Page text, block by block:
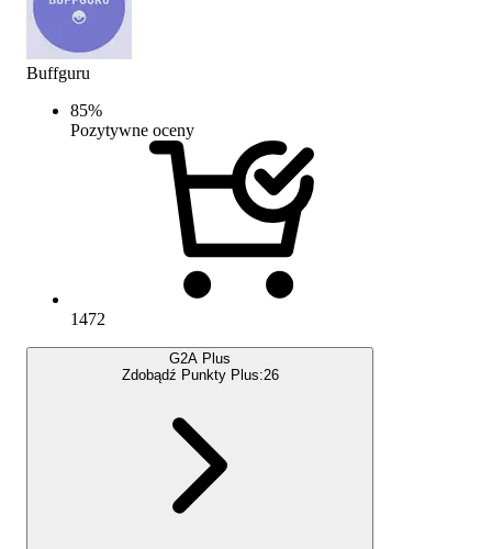
Buffguru
85%
Pozytywne oceny
1472
G2A Plus
Zdobądź Punkty Plus:26